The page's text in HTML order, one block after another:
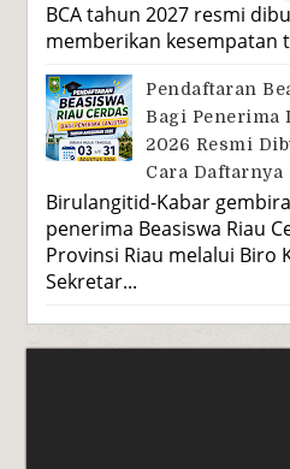
BCA tahun 2027 resmi
memberikan kesempatan
Pendaftaran
Bagi Penerima
2026 Resmi
Cara Daftarnya
Birulangitid-Kabar
penerima Beasiswa Riau
Provinsi Riau melalui Biro
Sekretar...